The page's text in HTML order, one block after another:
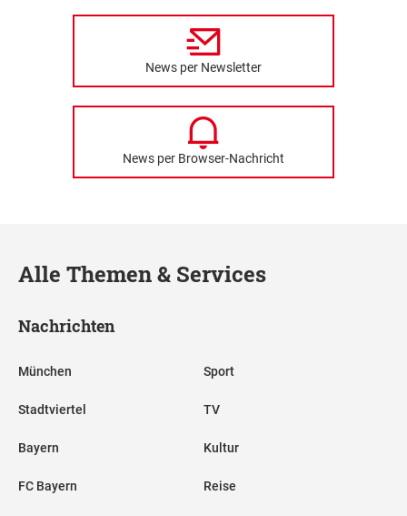
News per Newsletter
News per Browser-Nachricht
Alle Themen & Services
Nachrichten
München
Stadtviertel
Bayern
FC Bayern
Sport
TV
Kultur
Reise